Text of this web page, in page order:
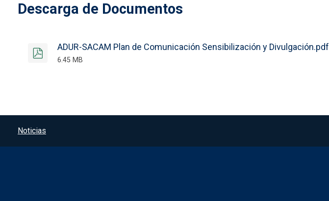
Descarga de Documentos
ADUR-SACAM Plan de Comunicación Sensibilización y Divulgación.pdf
6.45 MB
Menú del pie
Noticias